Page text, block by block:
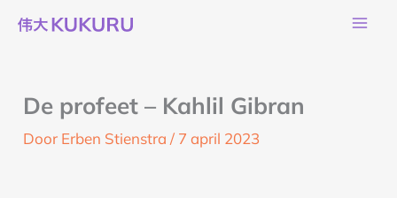
naar
De profeet – Kahlil Gibran
Door Erben Stienstra/ 7 april 2023